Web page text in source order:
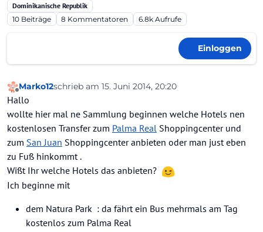
Dominikanische Republik
10 Beiträge 8 Kommentatoren 6.8k Aufrufe
Einloggen
Offline
Marko12schrieb am 15. Juni 2014, 20:20
zuletzt editiert von
Hallo
wollte hier mal ne Sammlung beginnen welche Hotels nen
kostenlosen Transfer zum Palma Real Shoppingcenter und
zum San Juan Shoppingcenter anbieten oder man just eben
zu Fuß hinkommt .
Wißt Ihr welche Hotels das anbieten?
Ich beginne mit
dem Natura Park : da fährt ein Bus mehrmals am Tag
kostenlos zum Palma Real